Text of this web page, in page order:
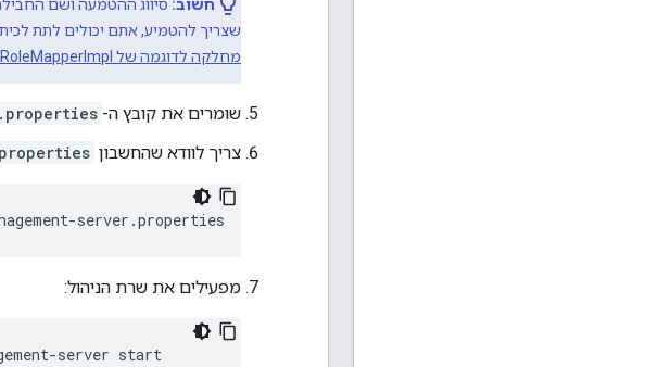
חשוב:
שצריך להטמיע, אתם יכולים לתת
מחלקה לדוגמה של ExternalRoleMapperImpl לדוגמה
שומרים את קובץ ה-
צריך לוודא שהחשבון
server.properties
מפעילים את שרת הניהול:
server start